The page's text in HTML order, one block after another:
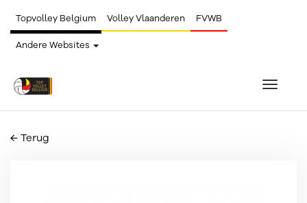
Topvolley Belgium Volley Vlaanderen FVWB
Andere Websites
Toggle
← Terug